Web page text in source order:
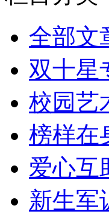
全部文
双十星
校园艺
榜样在
爱心互
新生军